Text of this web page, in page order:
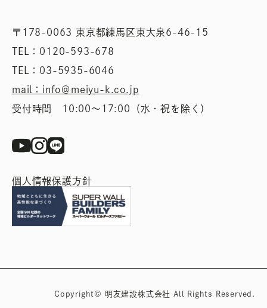
〒178-0063 東京都練馬区東大泉6-46-15
TEL：0120-593-678
TEL：03-5935-6046
mail：info＠meiyu-k.co.jp
受付時間 10:00〜17:00（水・祝を除く）
個人情報保護方針
Copyright© 明友建設株式会社 All Rights Reserved.